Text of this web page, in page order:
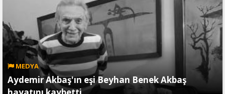
MEDYA
Aydemir Akbaş'ın eşi Beyhan Benek Akbaş